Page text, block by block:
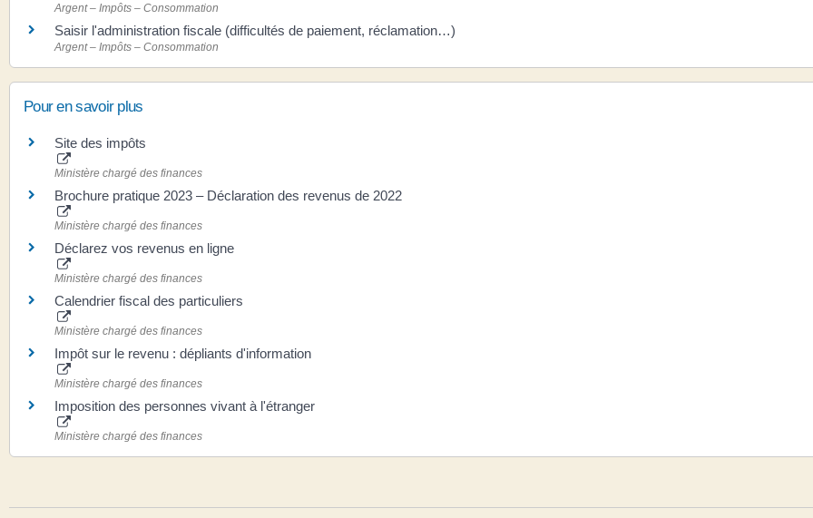
Argent – Impôts – Consommation
Saisir l'administration fiscale (difficultés de paiement, réclamation…)
Argent – Impôts – Consommation
Pour en savoir plus
Site des impôts
Ministère chargé des finances
Brochure pratique 2023 – Déclaration des revenus de 2022
Ministère chargé des finances
Déclarez vos revenus en ligne
Ministère chargé des finances
Calendrier fiscal des particuliers
Ministère chargé des finances
Impôt sur le revenu : dépliants d'information
Ministère chargé des finances
Imposition des personnes vivant à l'étranger
Ministère chargé des finances